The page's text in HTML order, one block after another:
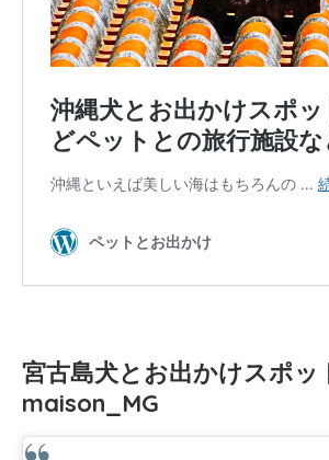
宮古島犬とお出かけスポッ
maison_MG